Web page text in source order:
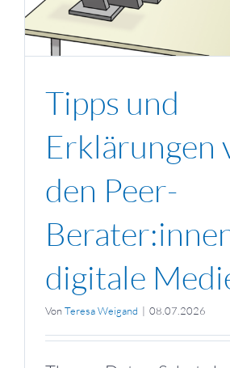
Tipps und
Erklärungen
den Peer-
digitale
VonTeresa Weigand | 08.07.2026